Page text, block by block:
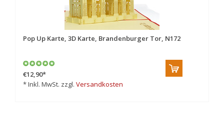
Pop Up Karte, 3D Karte, Brandenburger Tor, N172
€12,90*
* Inkl. MwSt. zzgl. Versandkosten